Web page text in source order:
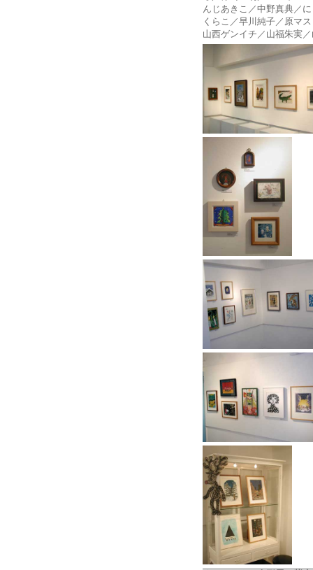
んじあきこ／中野真典／
くらこ／早川純子／原マ
山西ゲンイチ／山福朱実